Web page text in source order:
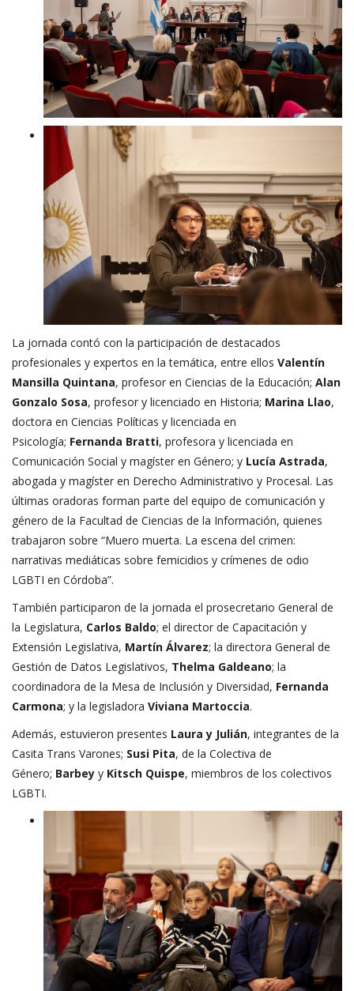
La jornada contó con la participación de destacados
profesionales y expertos en la temática, entre ellos Valentín
Mansilla Quintana, profesor en Ciencias de la Educación; Alan
Gonzalo Sosa, profesor y licenciado en Historia; Marina Llao,
doctora en Ciencias Políticas y licenciada en
Psicología; Fernanda Bratti, profesora y licenciada en
Comunicación Social y magíster en Género; y Lucía Astrada,
abogada y magíster en Derecho Administrativo y Procesal. Las
últimas oradoras forman parte del equipo de comunicación y
género de la Facultad de Ciencias de la Información, quienes
trabajaron sobre “Muero muerta. La escena del crimen:
narrativas mediáticas sobre femicidios y crímenes de odio
LGBTI en Córdoba”.
También participaron de la jornada el prosecretario General de
la Legislatura, Carlos Baldo; el director de Capacitación y
Extensión Legislativa, Martín Álvarez; la directora General de
Gestión de Datos Legislativos, Thelma Galdeano; la
coordinadora de la Mesa de Inclusión y Diversidad, Fernanda
Carmona; y la legisladora Viviana Martoccia.
Además, estuvieron presentes Laura y Julián, integrantes de la
Casita Trans Varones; Susi Pita, de la Colectiva de
Género; Barbey y Kitsch Quispe, miembros de los colectivos
LGBTI.